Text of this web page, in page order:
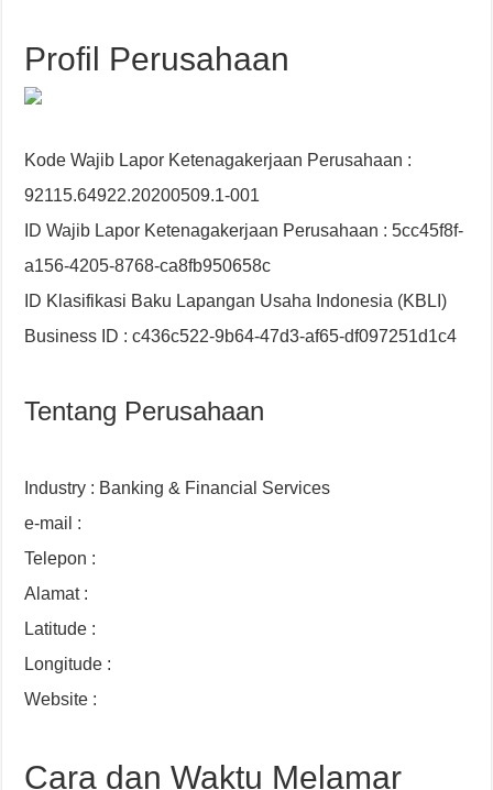
Profil Perusahaan
Kode Wajib Lapor Ketenagakerjaan Perusahaan :
92115.64922.20200509.1-001
ID Wajib Lapor Ketenagakerjaan Perusahaan : 5cc45f8f-
a156-4205-8768-ca8fb950658c
ID Klasifikasi Baku Lapangan Usaha Indonesia (KBLI)
Business ID : c436c522-9b64-47d3-af65-df097251d1c4
Tentang Perusahaan
Industry : Banking & Financial Services
e-mail :
Telepon :
Alamat :
Latitude :
Longitude :
Website :
Cara dan Waktu Melamar